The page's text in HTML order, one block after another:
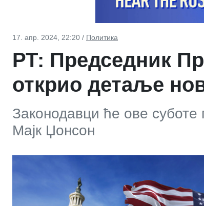
17. апр. 2024, 22:20 / Политика
РТ: Председник
открио детаље
Законодавци ће ове суботе
Мајк Џонсон